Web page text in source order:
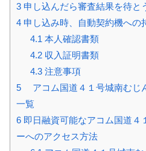
3 申し込んだら審査結果を待と
4 申し込み時、自動契約機への
4.1 本人確認書類
4.2収入証明書類
4.3注意事項
5 アコム国道４１号城南むじ
一覧
6 即日融資可能なアコム国道４
ーへのアクセス方法